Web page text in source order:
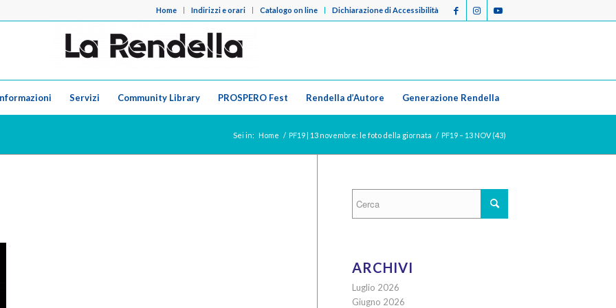
Home Indirizzi e orari Catalogo on line Dichiarazione di Accessibilità
Servizi Community Library PROSPERO Fest Rendella d’Autore Generazione Rendella
Sei in: Home / PF19 | 13 novembre: le foto della giornata / PF19 – 13 NOV (43)
ARCHIVI
Luglio 2026
Giugno 2026